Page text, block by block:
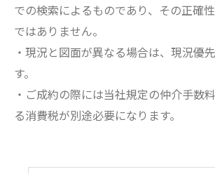
での検索によるものであり、その正確
ではありません。
・現況と図面が異なる場合は、現況優
す。
・ご成約の際には当社規定の仲介手数
る消費税が別途必要になります。